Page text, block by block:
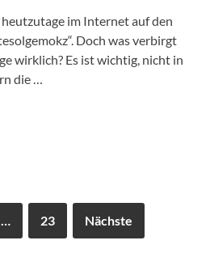
im Internet auf den
Doch was verbirgt
wirklich? Es ist wichtig, nicht in
die …
… 23 Nächste